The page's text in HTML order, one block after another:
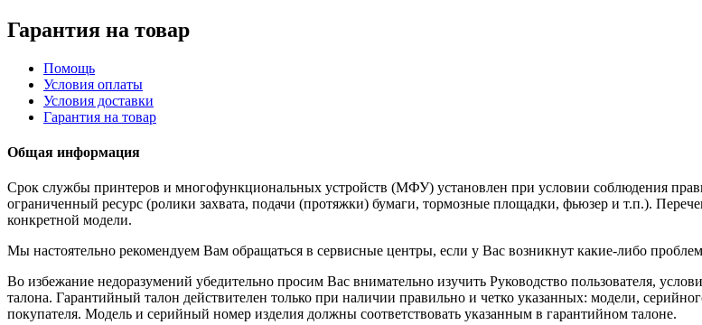
Гарантия на товар
Помощь
Условия оплаты
Условия доставки
Гарантия на товар
Общая информация
Срок службы принтеров и многофункциональных устройств (МФУ) установлен при условии соблюдения
ограниченный ресурс (ролики захвата, подачи (протяжки) бумаги, тормозные площадки, фьюзер и т.п.).
конкретной модели.
Мы настоятельно рекомендуем Вам обращаться в сервисные центры, если у Вас возникнут какие-либо
Во избежание недоразумений убедительно просим Вас внимательно изучить Руководство пользователя,
талона. Гарантийный талон действителен только при наличии правильно и четко указанных: модели,
покупателя. Модель и серийный номер изделия должны соответствовать указанным в гарантийном талоне.